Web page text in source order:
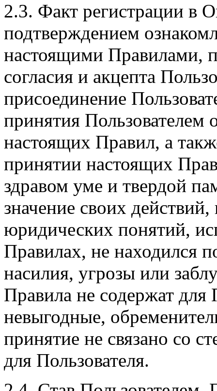
2.3. Факт регистрации в
подтверждением
настоящими Правилами,
согласия и акцепта
присоединение
принятия Пользователем
настоящих Правил, а
принятии настоящих
здравом уме и твердой
значение своих
юридических понятий,
Правилах, не находился
насилия, угрозы или
Правила не содержат для
невыгодные,
принятие не связано со
для Пользователя.